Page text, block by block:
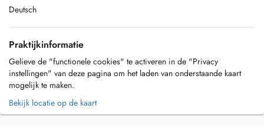
Deutsch
Praktijkinformatie
Gelieve de "functionele cookies" te activeren in de "Privacy
instellingen" van deze pagina om het laden van onderstaande kaart
mogelijk te maken.
Bekijk locatie op de kaart